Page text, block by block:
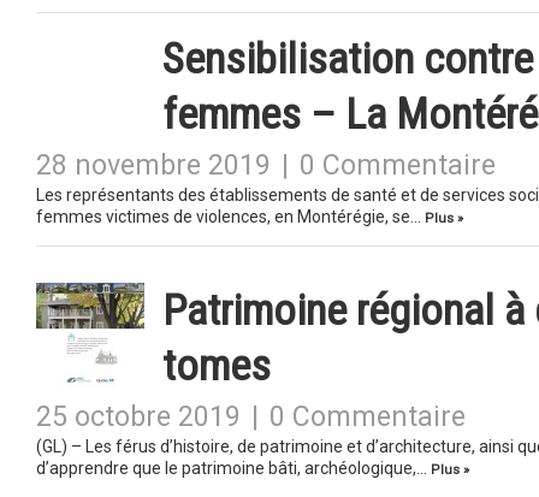
Sensibilisation
femmes – La
28 novembre 2019 0 Commentaire
Les représentants des établissements de santé et de services
femmes victimes de violences, en Montérégie, se…
Plus »
Patrimoine régional
tomes
25 octobre 2019 0 Commentaire
(GL) – Les férus d’histoire, de patrimoine et d’architecture, ainsi
d’apprendre que le patrimoine bâti, archéologique,…
Plus »